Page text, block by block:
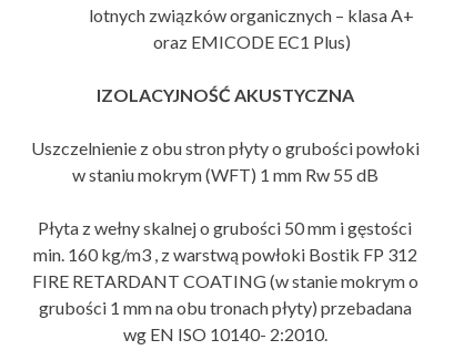
lotnych związków organicznych – klasa A+
oraz EMICODE EC1 Plus)
IZOLACYJNOŚĆ AKUSTYCZNA
Uszczelnienie z obu stron płyty o grubości powłoki
w staniu mokrym (WFT) 1 mm Rw 55 dB
Płyta z wełny skalnej o grubości 50 mm i gęstości
min. 160 kg/m3 , z warstwą powłoki Bostik FP 312
FIRE RETARDANT COATING (w stanie mokrym o
grubości 1 mm na obu tronach płyty) przebadana
wg EN ISO 10140- 2:2010.